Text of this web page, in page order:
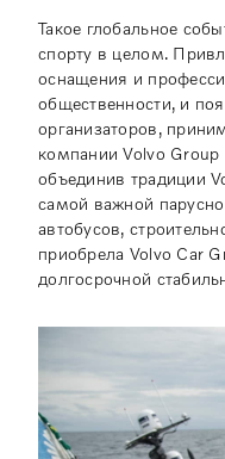
Такое глобальное
спорту в целом.
оснащения и
общественности, и
организаторов,
компании Volvo Group
объединив традиции
самой важной
автобусов,
приобрела Volvo Car
долгосрочной